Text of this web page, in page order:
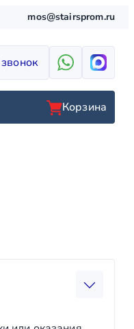
mos@stairsprom.ru
Корзина